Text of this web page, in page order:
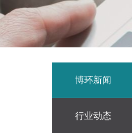
博环新闻
行业动态